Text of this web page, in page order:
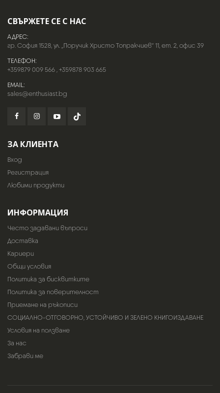
СВЪРЖЕТЕ СЕ С НАС
АДРЕС:
гр. София 1528, ул. „Поручик Христо Топракчиев“ 11, ет. 2, офис 39
ТЕЛЕФОН:
+359879 009 566,+359878 903 665
EMAIL:
sales@enthusiast.bg
ЗА КЛИЕНТА
Вход
Регистрация
Любими продукти
ИНФОРМАЦИЯ
Често задавани въпроси
Доставка
Кариери
Общи условия
Политика за бисквитките
Политика за поверителност
Приемане на ръкописи
СОЦИАЛНО-ОТГОВОРНО, УСТОЙЧИВО И ЗЕЛЕНО КНИГОИЗДАВАНЕ
Условия на ползване
За нас
Забрави ме